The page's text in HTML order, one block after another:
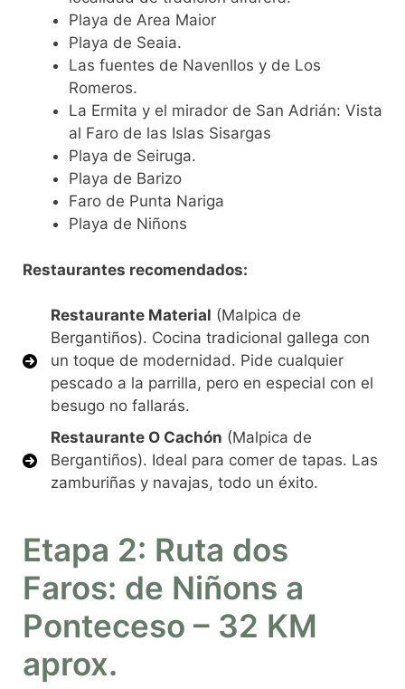
Playa de Area Maior
Playa de Seaia.
Las fuentes de Navenllos y de Los
Romeros.
La Ermita y el mirador de San Adrián: Vista
al Faro de las Islas Sisargas
Playa de Seiruga.
Playa de Barizo
Faro de Punta Nariga
Playa de Niñons
Restaurantes recomendados:
Restaurante Material (Malpica de
Bergantiños). Cocina tradicional gallega con
un toque de modernidad. Pide cualquier
pescado a la parrilla, pero en especial con el
besugo no fallarás.
Restaurante O Cachón (Malpica de
Bergantiños). Ideal para comer de tapas. Las
zamburiñas y navajas, todo un éxito.
Etapa 2: Ruta dos
Faros: de Niñons a
Ponteceso – 32 KM
aprox.